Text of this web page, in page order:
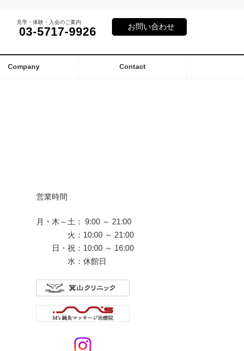
見学・体験・入会のご案内
03-5717-9926 お問い合わせ
Company Contact
営業時間
月・木～土： 9:00 ～ 21:00
火：10:00 ～ 21:00
日・祝：10:00 ～ 16:00
水：休館日